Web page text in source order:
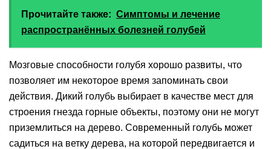
Прочитайте также: Симптомы и лечение
распространённых болезней голубей
Мозговые способности голубя хорошо развиты, что
позволяет им некоторое время запоминать свои
действия. Дикий голубь выбирает в качестве мест для
строения гнезда горные объекты, поэтому они не могут
приземлиться на дерево. Современный голубь может
садиться на ветку дерева, на которой передвигается и